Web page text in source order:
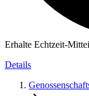
Erhalte Echtzeit-
Details